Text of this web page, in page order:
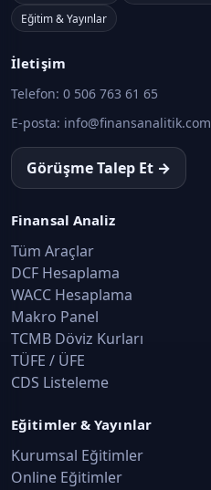
Eğitim & Yayınlar
İletişim
Telefon: 0 506 763 61 65
E-posta: info@finansanalitik.com
Görüşme Talep Et →
Finansal Analiz
Tüm Araçlar
DCF Hesaplama
WACC Hesaplama
Makro Panel
TCMB Döviz Kurları
TÜFE / ÜFE
CDS Listeleme
Eğitimler & Yayınlar
Kurumsal Eğitimler
Online Eğitimler